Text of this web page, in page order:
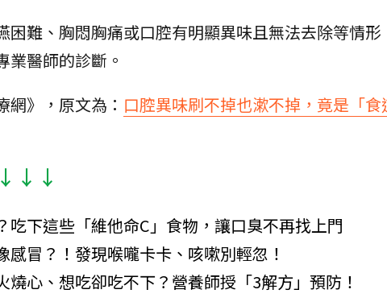
困難、胸悶胸痛或口腔有明顯異味且無法去除等情
業醫師的診斷。
》，原文為： 口腔異味刷不掉也漱不掉，竟是「
↓↓↓
吃下這些「維他命C」食物，讓口臭不再找上門
感冒？！發現喉嚨卡卡、咳嗽別輕忽！
燒心、想吃卻吃不下？營養師授「3解方」預防！